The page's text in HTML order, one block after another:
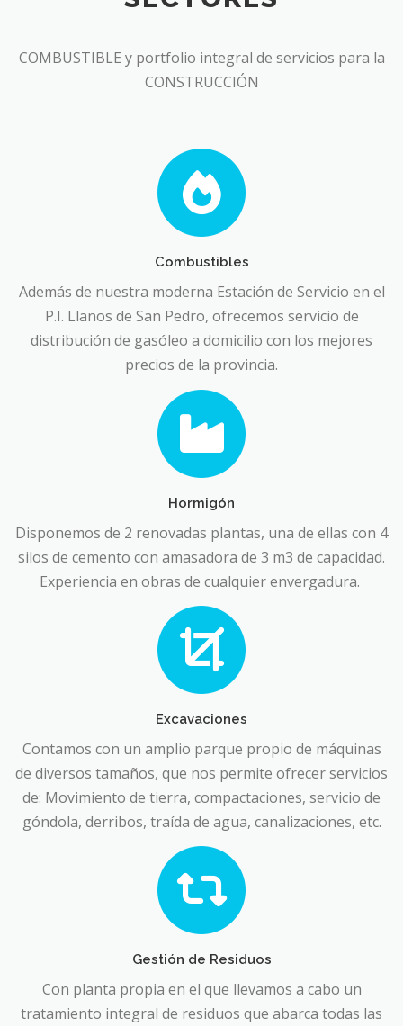
COMBUSTIBLE y portfolio integral de servicios para la
CONSTRUCCIÓN
Combustibles
Además de nuestra moderna Estación de Servicio en el
P.I. Llanos de San Pedro, ofrecemos servicio de
distribución de gasóleo a domicilio con los mejores
precios de la provincia.
Hormigón
Disponemos de 2 renovadas plantas, una de ellas con 4
silos de cemento con amasadora de 3 m3 de capacidad.
Experiencia en obras de cualquier envergadura.
Excavaciones
Contamos con un amplio parque propio de máquinas
de diversos tamaños, que nos permite ofrecer servicios
de: Movimiento de tierra, compactaciones, servicio de
góndola, derribos, traída de agua, canalizaciones, etc.
Gestión de Residuos
Con planta propia en el que llevamos a cabo un
tratamiento integral de residuos que abarca todas las